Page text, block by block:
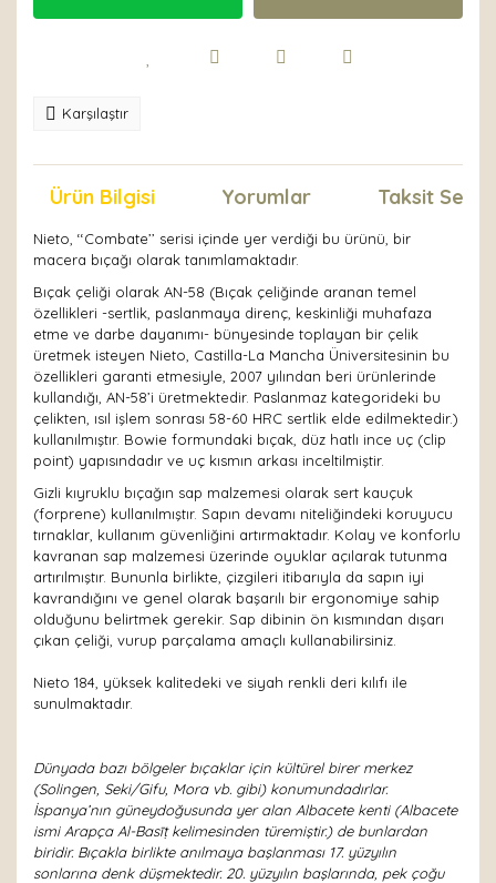
Karşılaştır
Ürün Bilgisi Yorumlar Taksit
Nieto, ‘‘Combate’’ serisi içinde yer verdiği bu ürünü, bir
macera bıçağı olarak tanımlamaktadır.
Bıçak çeliği olarak AN-58 (Bıçak çeliğinde aranan temel
özellikleri -sertlik, paslanmaya direnç, keskinliği muhafaza
etme ve darbe dayanımı- bünyesinde toplayan bir çelik
üretmek isteyen Nieto, Castilla-La Mancha Üniversitesinin bu
özellikleri garanti etmesiyle, 2007 yılından beri ürünlerinde
kullandığı, AN-58’i üretmektedir. Paslanmaz kategorideki bu
çelikten, ısıl işlem sonrası 58-60 HRC sertlik elde edilmektedir.)
kullanılmıştır. Bowie formundaki bıçak, düz hatlı ince uç (clip
point) yapısındadır ve uç kısmın arkası inceltilmiştir.
Gizli kıyruklu bıçağın sap malzemesi olarak sert kauçuk
(forprene) kullanılmıştır. Sapın devamı niteliğindeki koruyucu
tırnaklar, kullanım güvenliğini artırmaktadır. Kolay ve konforlu
kavranan sap malzemesi üzerinde oyuklar açılarak tutunma
artırılmıştır. Bununla birlikte, çizgileri itibarıyla da sapın iyi
kavrandığını ve genel olarak başarılı bir ergonomiye sahip
olduğunu belirtmek gerekir. Sap dibinin ön kısmından dışarı
çıkan çeliği, vurup parçalama amaçlı kullanabilirsiniz.
Nieto 184, yüksek kalitedeki ve siyah renkli deri kılıfı ile
sunulmaktadır.
Dünyada bazı bölgeler bıçaklar için kültürel birer merkez
(Solingen, Seki/Gifu, Mora vb. gibi) konumundadırlar.
İspanya’nın güneydoğusunda yer alan Albacete kenti (Albacete
ismi Arapça Al-Basīṭ kelimesinden türemiştir.) de bunlardan
biridir. Bıçakla birlikte anılmaya başlanması 17. yüzyılın
sonlarına denk düşmektedir. 20. yüzyılın başlarında, pek çoğu